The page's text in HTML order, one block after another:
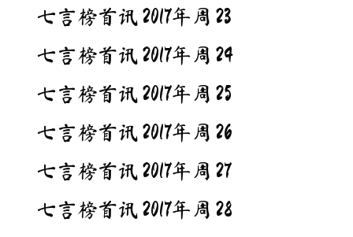
七言榜首讯 2017年周 23
七言榜首讯 2017年周 24
七言榜首讯 2017年周 25
七言榜首讯 2017年周 26
七言榜首讯 2017年周 27
七言榜首讯 2017年周 28